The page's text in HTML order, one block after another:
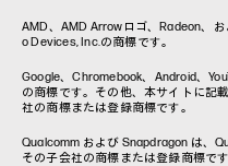
AMD、AMD Arrowロゴ、Radeon、
o Devices, Inc.の商標です。
Google、Chromebook、Android、
の商標です。その他、本サイトに記
社の商標または登録商標です。
Qualcomm および Snapdragon は、
その子会社の商標または登録商標です